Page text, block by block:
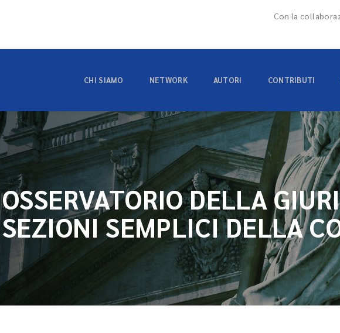
Con la
CHI SIAMO NETWORK AUTORI CONTRIBUTI
OSSERVATORIO DELLA
SEZIONI SEMPLICI DELLA